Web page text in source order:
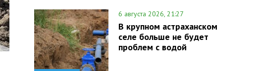
6 августа 2026, 21:27
В крупном астраханском
селе больше не будет
проблем с водой